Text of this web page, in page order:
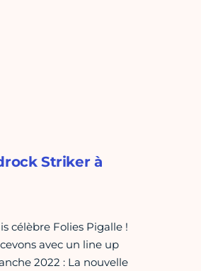
Striker à
célèbre Folies Pigalle !
avec un line up
2022 : La nouvelle